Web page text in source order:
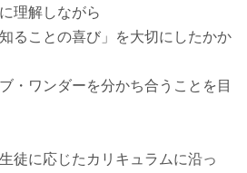
理解しながら
ることの喜び」を大切にしたかか
・ワンダーを分かち合うことを目
徒に応じたカリキュラムに沿っ